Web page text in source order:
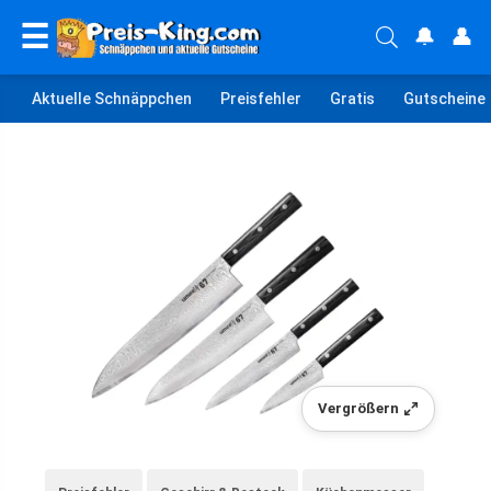
☰ 🔔 👤
Aktuelle Schnäppchen Preisfehler Gratis Gutscheine
Vergrößern